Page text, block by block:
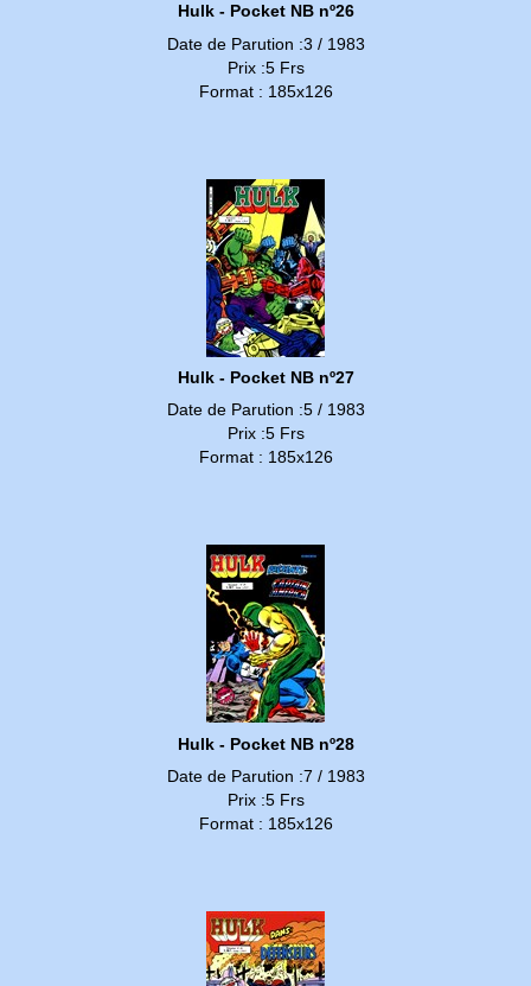
Hulk - Pocket NB nº26
Date de Parution :3 / 1983
Prix :5 Frs
Format : 185x126
Hulk - Pocket NB nº27
Date de Parution :5 / 1983
Prix :5 Frs
Format : 185x126
Hulk - Pocket NB nº28
Date de Parution :7 / 1983
Prix :5 Frs
Format : 185x126